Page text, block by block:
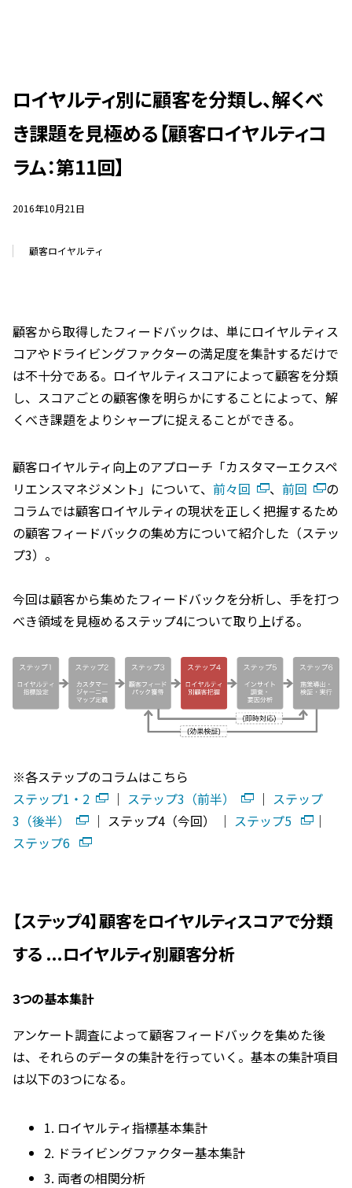
ロイヤルティ別に顧客を分類し、解くべ
き課題を見極める【顧客ロイヤルティコ
ラム：第11回】
2016年10月21日
顧客ロイヤルティ
顧客から取得したフィードバックは、単にロイヤルティス
コアやドライビングファクターの満足度を集計するだけで
は不十分である。ロイヤルティスコアによって顧客を分類
し、スコアごとの顧客像を明らかにすることによって、解
くべき課題をよりシャープに捉えることができる。
顧客ロイヤルティ向上のアプローチ「カスタマーエクスペ
リエンスマネジメント」について、 前々回 、 前回
の
コラムでは顧客ロイヤルティの現状を正しく把握するため
の顧客フィードバックの集め方について紹介した（ステッ
プ3）。
今回は顧客から集めたフィードバックを分析し、手を打つ
べき領域を見極めるステップ4について取り上げる。
※各ステップのコラムはこちら
ステップ1・2
│ ステップ3（前半） │ ステップ
3（後半）
│ ステップ4（今回） │ ステップ5
│
ステップ6
【ステップ4】顧客をロイヤルティスコアで分類
する ...ロイヤルティ別顧客分析
3つの基本集計
アンケート調査によって顧客フィードバックを集めた後
は、それらのデータの集計を行っていく。基本の集計項目
は以下の3つになる。
1. ロイヤルティ指標基本集計
2. ドライビングファクター基本集計
3. 両者の相関分析